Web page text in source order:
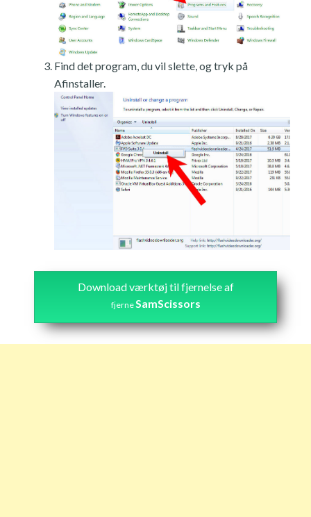
Find det program, du vil slette, og tryk på
Afinstaller.
Download værktøj til fjernelse af
fjerne SamScissors